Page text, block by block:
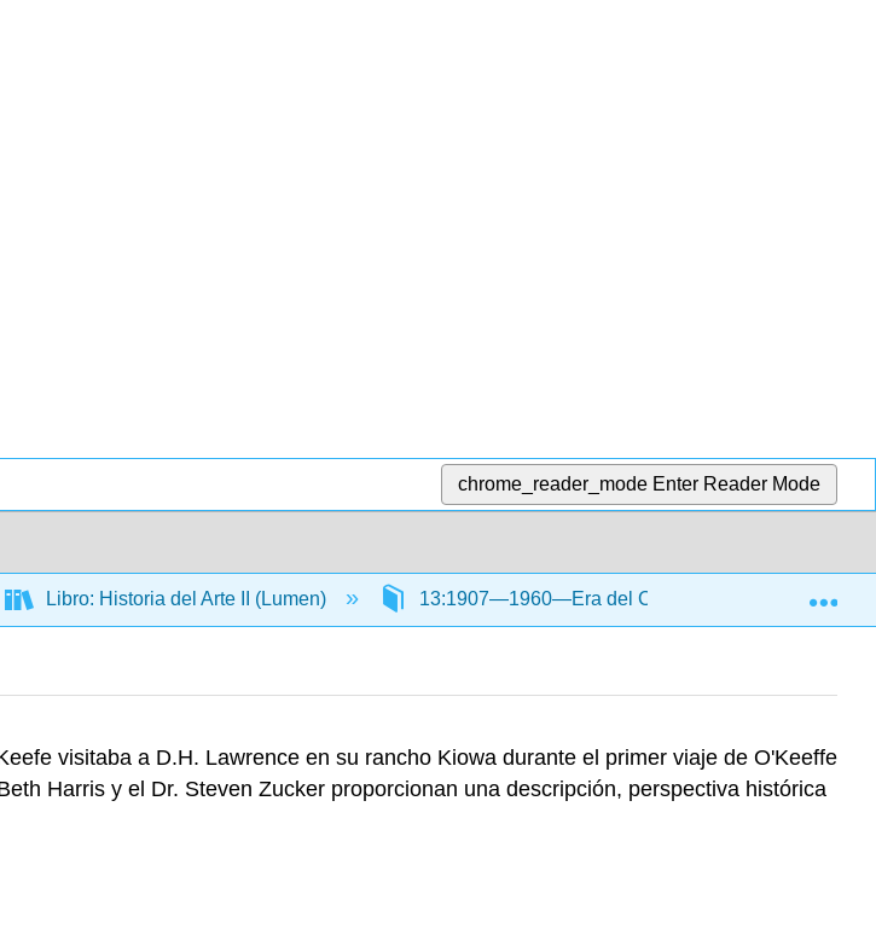
chrome_reader_mode Enter Reader Mode
Libro: Historia del Arte II (Lumen) 13:1907—1960—Era del Conflicto Global Parte II
visitaba a D.H. Lawrence en su rancho Kiowa durante el primer viaje de O'Keeffe
Harris y el Dr. Steven Zucker proporcionan una descripción, perspectiva histórica